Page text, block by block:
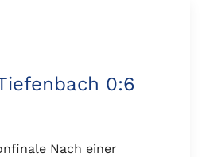
0:6
Nach einer